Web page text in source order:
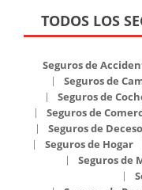
TODOS LOS
Seguros de
Seguros de
Seguros de
Seguros de
Seguros de
Seguros de Hogar
Seguros de